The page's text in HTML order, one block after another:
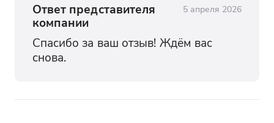
Ответ представителя
компании
5 апреля 2026
Спасибо за ваш отзыв! Ждём вас
снова.